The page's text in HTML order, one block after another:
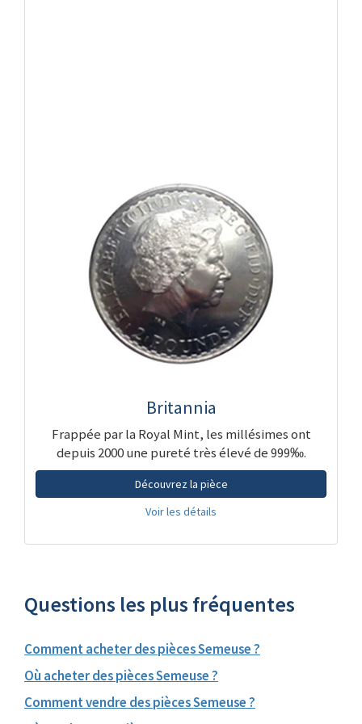
Britannia
Frappée par la Royal Mint, les millésimes ont
depuis 2000 une pureté très élevé de 999‰.
Découvrez la pièce
Voir les détails
Questions les plus fréquentes
Comment acheter des pièces Semeuse ?
Où acheter des pièces Semeuse ?
Comment vendre des pièces Semeuse ?